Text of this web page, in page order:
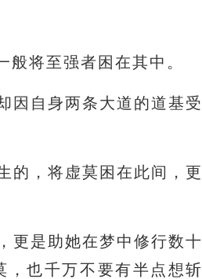
将至强者困在其中。
因自身两条大道的道基受
的，将虚莫困在此间，更
更是助她在梦中修行数十
，也千万不要有半点想斩